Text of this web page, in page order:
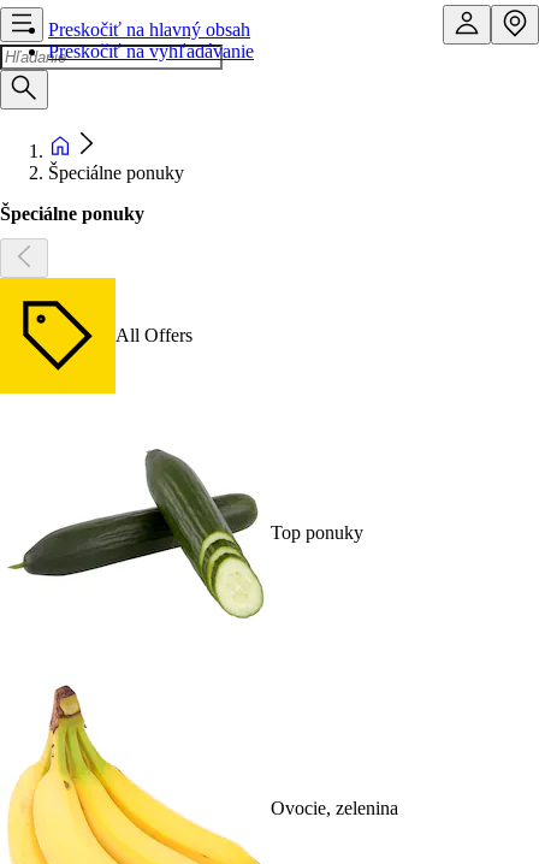
Preskočiť na hlavný obsah
Preskočiť na vyhľadávanie
Špeciálne ponuky
Špeciálne ponuky
All Offers
Top ponuky
Ovocie, zelenina